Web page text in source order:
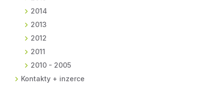
2014
2013
2012
2011
2010 - 2005
Kontakty + inzerce